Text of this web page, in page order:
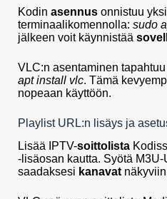
Kodin asennus onnistuu
terminaalikomennolla: sudo
jälkeen voit käynnistää
VLC:n asentaminen
apt install vlc. Tämä
nopeaan käyttöön.
Playlist URL:n lisäys ja
Lisää IPTV-soittolista
-lisäosan kautta. Syötä
saadaksesi kanavat